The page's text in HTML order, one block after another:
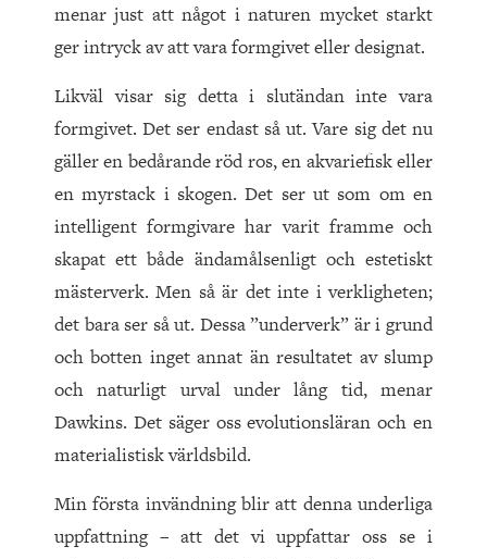
menar just att något i naturen mycket starkt
ger intryck av att vara formgivet eller designat.
Likväl visar sig detta i slutändan inte vara
formgivet. Det ser endast så ut. Vare sig det nu
gäller en bedårande röd ros, en akvariefisk eller
en myrstack i skogen. Det ser ut som om en
intelligent formgivare har varit framme och
skapat ett både ändamålsenligt och estetiskt
mästerverk. Men så är det inte i verkligheten;
det bara ser så ut. Dessa ”underverk” är i grund
och botten inget annat än resultatet av slump
och naturligt urval under lång tid, menar
Dawkins. Det säger oss evolutionsläran och en
materialistisk världsbild.
Min första invändning blir att denna underliga
uppfattning – att det vi uppfattar oss se i